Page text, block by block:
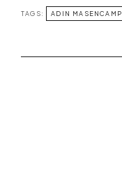
TAGS: ADIN MASENCAMP